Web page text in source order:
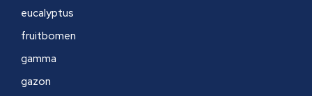
eucalyptus
fruitbomen
gamma
gazon